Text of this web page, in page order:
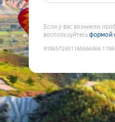
Если у вас возникли
воспользуйтесьформой
9186572651165666466: